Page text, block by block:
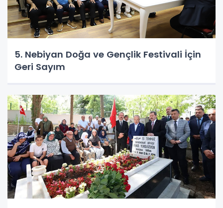
5. Nebiyan Doğa ve Gençlik Festivali İçin
Geri Sayım